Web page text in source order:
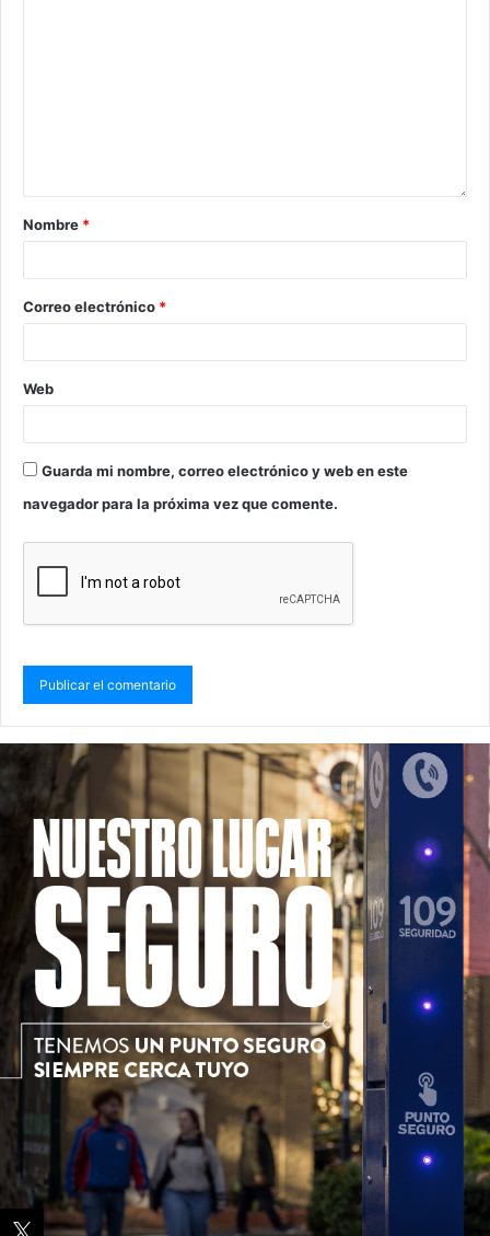
Nombre *
Correo electrónico *
Web
Guarda mi nombre, correo electrónico y web en este
navegador para la próxima vez que comente.